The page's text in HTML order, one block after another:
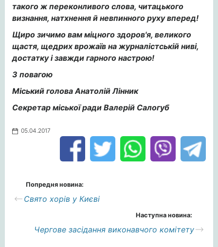
такого ж переконливого слова, читацького
визнання, натхнення й невпинного руху вперед!
Щиро зичимо вам міцного здоров'я, великого
щастя, щедрих врожаїв на журналістській ниві,
достатку і завжди гарного настрою!
З повагою
Міський голова Анатолій Лінник
Секретар міської ради Валерій Салогуб
05.04.2017
Попредня новина:
Свято хорів у Києві
Наступна новина:
Чергове засідання виконавчого комітету